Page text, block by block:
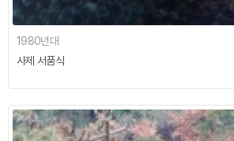
1980년대
사제 서품식